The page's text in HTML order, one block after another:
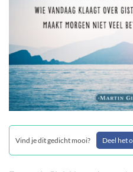
Vind je dit gedicht mooi? Deel het